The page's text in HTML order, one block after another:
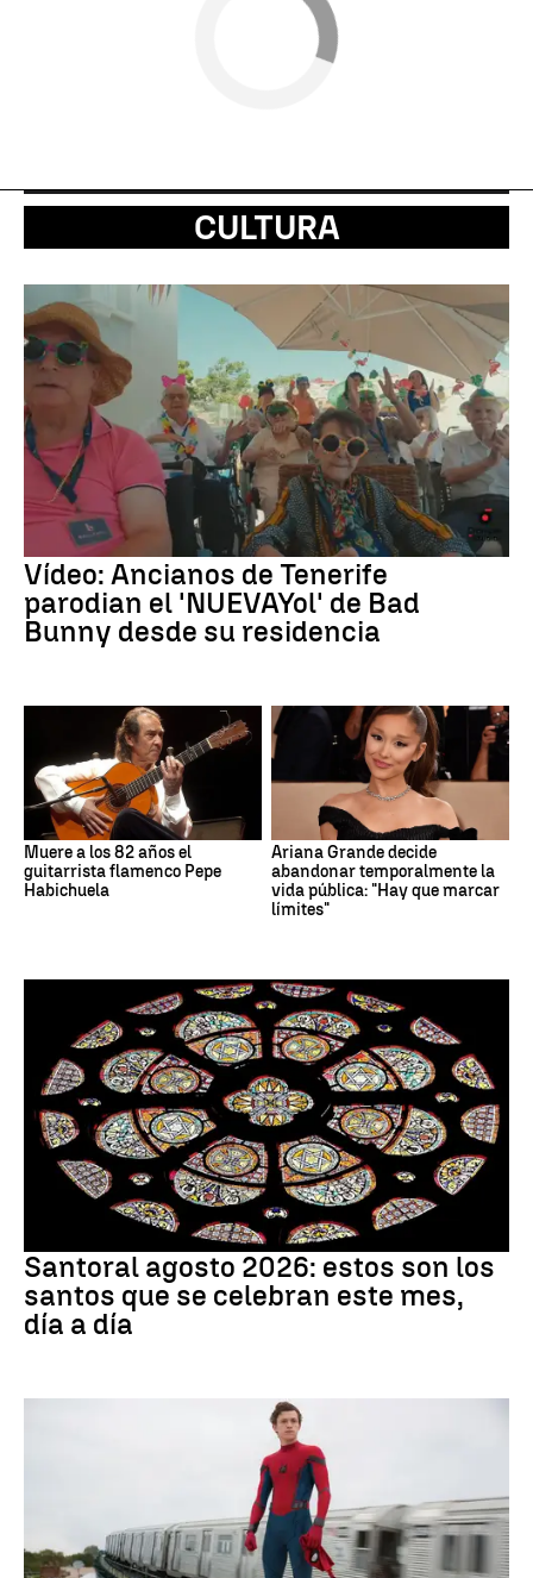
CULTURA
Vídeo: Ancianos de Tenerife
parodian el 'NUEVAYol' de Bad
Bunny desde su residencia
Muere a los 82 años el
guitarrista flamenco Pepe
Habichuela
Ariana Grande decide
abandonar temporalmente la
vida pública: "Hay que marcar
límites"
Santoral agosto 2026: estos son los
santos que se celebran este mes,
día a día